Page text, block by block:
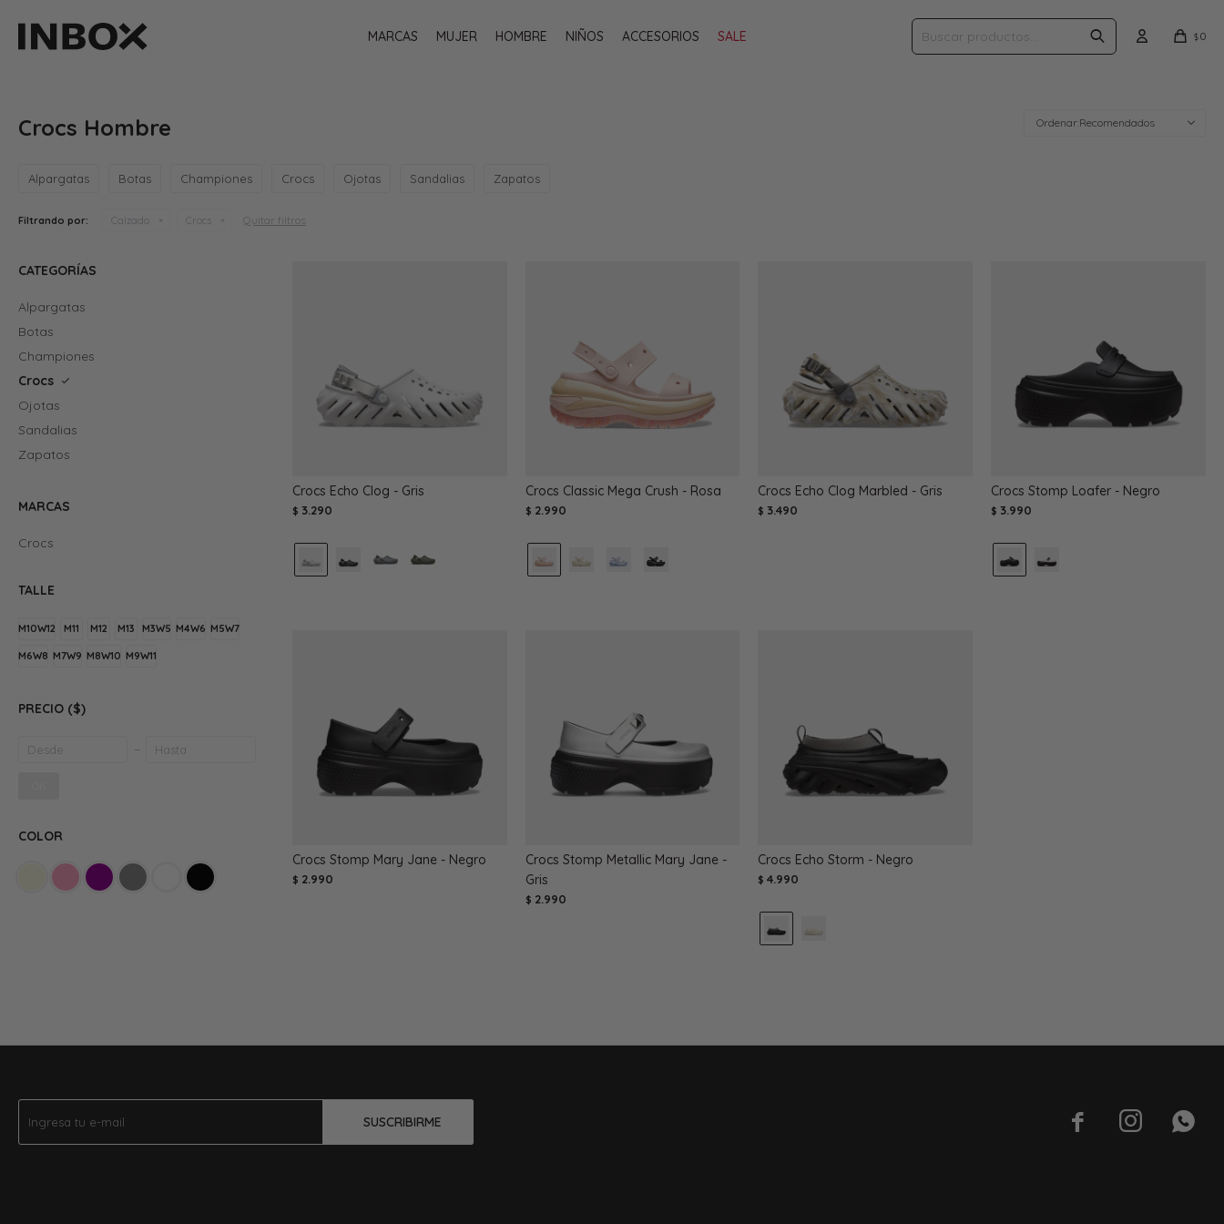
MARCAS MUJER HOMBRE NIÑOS ACCESORIOS SALE $0
Crocs Hombre Recomendados
Alpargatas Botas Championes Crocs Ojotas Sandalias Zapatos
Filtrando por: Calzado Crocs Quitar filtros
Crocs Echo Clog - Gris
$ 3.290
Crocs Classic Mega Crush - Rosa
$ 2.990
Crocs Echo Clog Marbled - Gris
$ 3.490
Crocs Stomp Loafer - Negro
$ 3.990
Crocs Stomp Mary Jane - Negro
$ 2.990
Crocs Stomp Metallic Mary Jane -
Gris
$ 2.990
Crocs Echo Storm - Negro
$ 4.990
CATEGORÍAS
Alpargatas
Botas
Championes
Crocs
Ojotas
Sandalias
Zapatos
MARCAS
Crocs
TALLE
M10W12 M11 M12 M13 M3W5 M4W6 M5W7
M6W8 M7W9 M8W10 M9W11
PRECIO ($)
COLOR
SUSCRIBIRME   